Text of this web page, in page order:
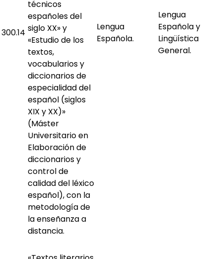
300.14
técnicos
españoles del
siglo XX» y
«Estudio de los
textos,
vocabularios y
diccionarios de
especialidad del
español (siglos
XIX y XX)»
(Máster
Universitario en
Elaboración de
diccionarios y
control de
calidad del léxico
español), con la
metodología de
la enseñanza a
distancia.
Lengua
Española.
Lengua
Española y
Lingüística
General.